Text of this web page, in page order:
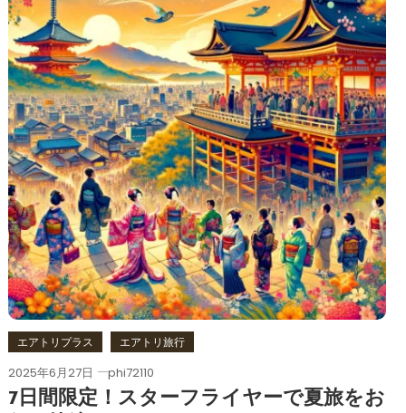
エアトリプラス エアトリ旅行
2025年6月27日 phi72110
7日間限定！スターフライヤーで夏旅をお